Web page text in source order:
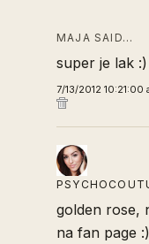
MAJA SAID…
super je lak
7/13/2012 10:21:00
golden rose,
na fan page :)